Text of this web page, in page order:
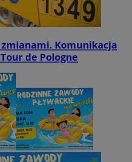
Komunikacja
de Pologne